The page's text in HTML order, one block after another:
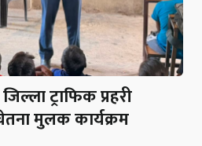
ट्राफिक प्रहरी
मुलक कार्यक्रम